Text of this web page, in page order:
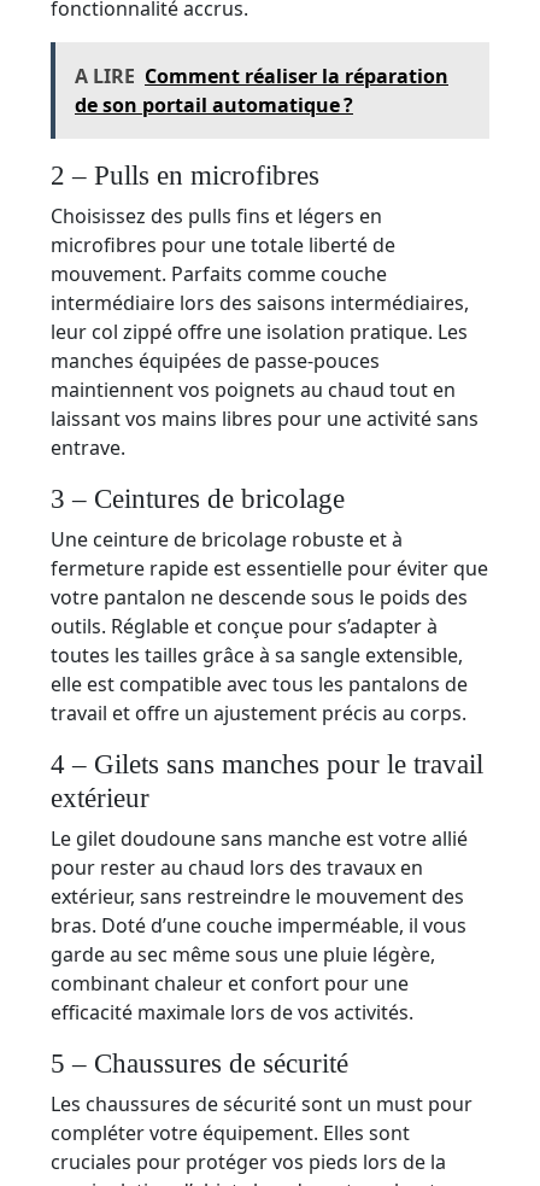
fonctionnalité accrus.
A LIRE Comment réaliser la réparation
de son portail automatique ?
2 – Pulls en microfibres
Choisissez des pulls fins et légers en
microfibres pour une totale liberté de
mouvement. Parfaits comme couche
intermédiaire lors des saisons intermédiaires,
leur col zippé offre une isolation pratique. Les
manches équipées de passe-pouces
maintiennent vos poignets au chaud tout en
laissant vos mains libres pour une activité sans
entrave.
3 – Ceintures de bricolage
Une ceinture de bricolage robuste et à
fermeture rapide est essentielle pour éviter que
votre pantalon ne descende sous le poids des
outils. Réglable et conçue pour s’adapter à
toutes les tailles grâce à sa sangle extensible,
elle est compatible avec tous les pantalons de
travail et offre un ajustement précis au corps.
4 – Gilets sans manches pour le travail
extérieur
Le gilet doudoune sans manche est votre allié
pour rester au chaud lors des travaux en
extérieur, sans restreindre le mouvement des
bras. Doté d’une couche imperméable, il vous
garde au sec même sous une pluie légère,
combinant chaleur et confort pour une
efficacité maximale lors de vos activités.
5 – Chaussures de sécurité
Les chaussures de sécurité sont un must pour
compléter votre équipement. Elles sont
cruciales pour protéger vos pieds lors de la